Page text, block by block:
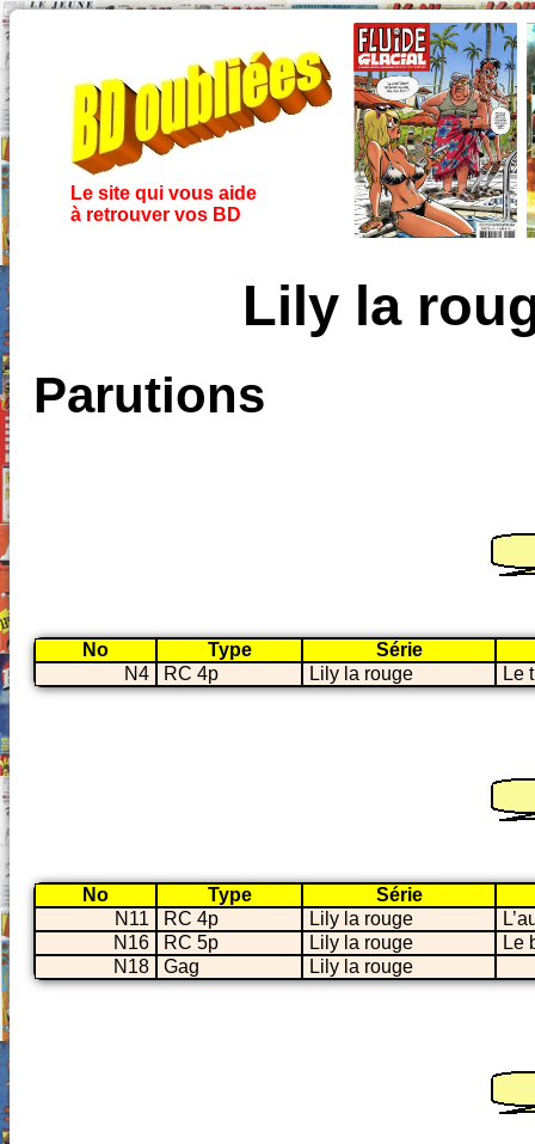
Le site qui vous aide
à retrouver vos BD
Lily la
Parutions
No Type
Série
N4
RC 4p Lily la rouge Le
No Type
Série
N11
RC 4p Lily la rouge
N16
RC 5p Lily la rouge
Le
N18
Gag Lily la rouge